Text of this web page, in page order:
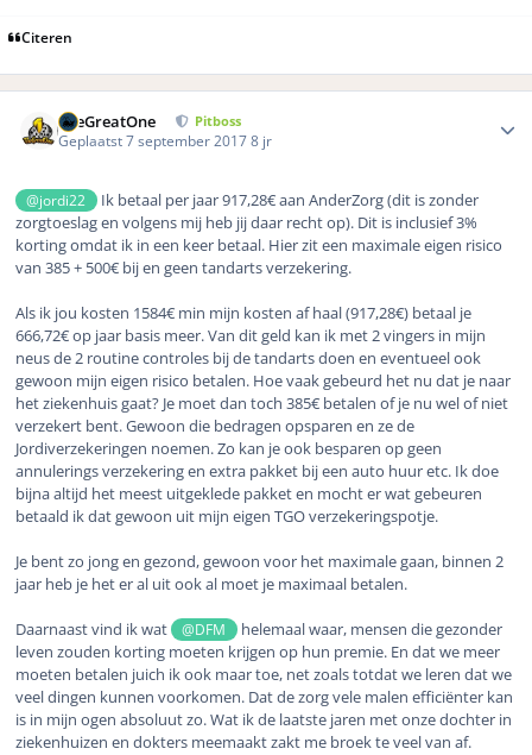
Citeren
TheGreatOne Pitboss
Geplaatst7 september 20178 jr
@jordi22
Ik betaal per jaar 917,28€ aan AnderZorg (dit is zonder
zorgtoeslag en volgens mij heb jij daar recht op). Dit is inclusief 3%
korting omdat ik in een keer betaal. Hier zit een maximale eigen risico
van 385 + 500€ bij en geen tandarts verzekering.
Als ik jou kosten 1584€ min mijn kosten af haal (917,28€) betaal je
666,72€ op jaar basis meer. Van dit geld kan ik met 2 vingers in mijn
neus de 2 routine controles bij de tandarts doen en eventueel ook
gewoon mijn eigen risico betalen. Hoe vaak gebeurd het nu dat je naar
het ziekenhuis gaat? Je moet dan toch 385€ betalen of je nu wel of niet
verzekert bent. Gewoon die bedragen opsparen en ze de
Jordiverzekeringen noemen. Zo kan je ook besparen op geen
annulerings verzekering en extra pakket bij een auto huur etc. Ik doe
bijna altijd het meest uitgeklede pakket en mocht er wat gebeuren
betaald ik dat gewoon uit mijn eigen TGO verzekeringspotje.
Je bent zo jong en gezond, gewoon voor het maximale gaan, binnen 2
jaar heb je het er al uit ook al moet je maximaal betalen.
Daarnaast vind ik wat @DFM
helemaal waar, mensen die gezonder
leven zouden korting moeten krijgen op hun premie. En dat we meer
moeten betalen juich ik ook maar toe, net zoals totdat we leren dat we
veel dingen kunnen voorkomen. Dat de zorg vele malen efficiënter kan
is in mijn ogen absoluut zo. Wat ik de laatste jaren met onze dochter in
ziekenhuizen en dokters meemaakt zakt me broek te veel van af.